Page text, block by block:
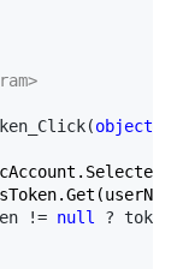
object
!= null ?